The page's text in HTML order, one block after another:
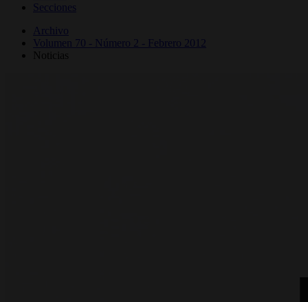
Secciones
Archivo
Volumen 70 - Número 2 - Febrero 2012
Noticias